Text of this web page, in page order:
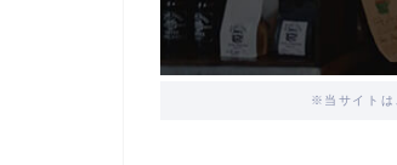
※当サイトは